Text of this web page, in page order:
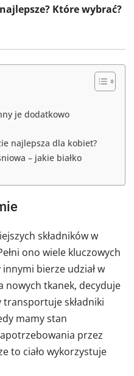
Które wybrać?
je dodatkowo
najlepsza dla kobiet?
– jakie białko
składników w
ono wiele kluczowych
bierze udział w
nowych tkanek, decyduje
transportuje składniki
mamy stan
przez
to ciało wykorzystuje